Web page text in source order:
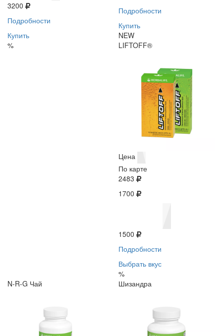
3200
Подробности
Купить
%
Подробности
Купить
NEW
LIFTOFF®
Цена
По карте
2483
1700
1500
Подробности
Выбрать вкус
%
N-R-G Чай
Шизандра